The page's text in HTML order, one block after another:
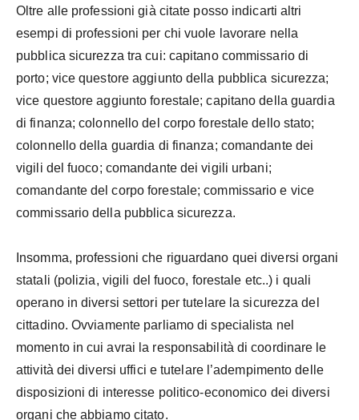
Oltre alle professioni già citate posso indicarti altri
esempi di professioni per chi vuole lavorare nella
pubblica sicurezza tra cui: capitano commissario di
porto; vice questore aggiunto della pubblica sicurezza;
vice questore aggiunto forestale; capitano della guardia
di finanza; colonnello del corpo forestale dello stato;
colonnello della guardia di finanza; comandante dei
vigili del fuoco; comandante dei vigili urbani;
comandante del corpo forestale; commissario e vice
commissario della pubblica sicurezza.
Insomma, professioni che riguardano quei diversi organi
statali (polizia, vigili del fuoco, forestale etc..) i quali
operano in diversi settori per tutelare la sicurezza del
cittadino. Ovviamente parliamo di specialista nel
momento in cui avrai la responsabilità di coordinare le
attività dei diversi uffici e tutelare l’adempimento delle
disposizioni di interesse politico-economico dei diversi
organi che abbiamo citato.